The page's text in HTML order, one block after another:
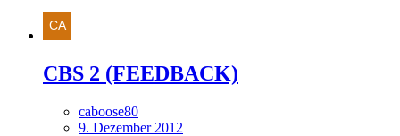
CBS 2 (FEEDBACK)
caboose80
9. Dezember 2012